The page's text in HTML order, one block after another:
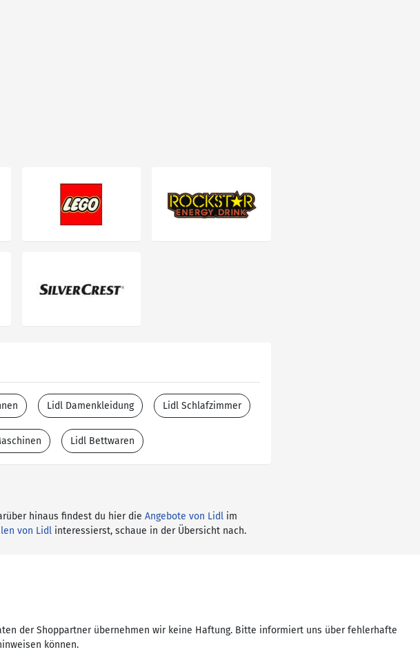
Lidl Damenkleidung Lidl Schlafzimmer
Lidl Bettwaren
hinaus findest du hier die Angebote von Lidl im
von Lidl interessierst, schaue in der Übersicht nach.
der Shoppartner übernehmen wir keine Haftung. Bitte informiert uns über fehlerhafte
können.